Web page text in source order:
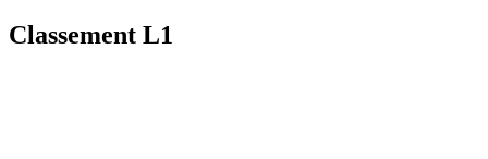
Classement L1